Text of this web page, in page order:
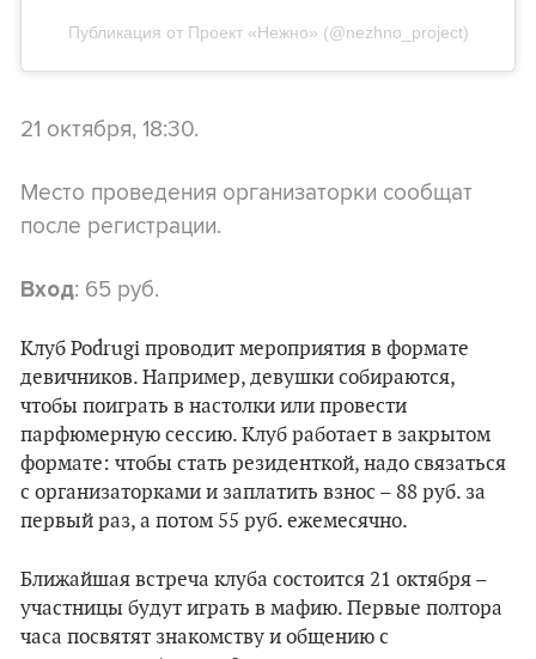
Публикация от Проект «Нежно» (@nezhno_project)
21 октября, 18:30.
Место проведения организаторки сообщат
после регистрации.
Вход: 65 руб.
Клуб Podrugi проводит мероприятия в формате
девичников. Например, девушки собираются,
чтобы поиграть в настолки или провести
парфюмерную сессию. Клуб работает в закрытом
формате: чтобы стать резиденткой, надо связаться
с организаторками и заплатить взнос – 88 руб. за
первый раз, а потом 55 руб. ежемесячно.
Ближайшая встреча клуба состоится 21 октября –
участницы будут играть в мафию. Первые полтора
часа посвятят знакомству и общению с